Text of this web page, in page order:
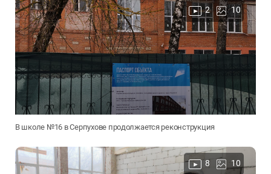
2 10
В школе №16 в Серпухове продолжается реконструкция
8 10